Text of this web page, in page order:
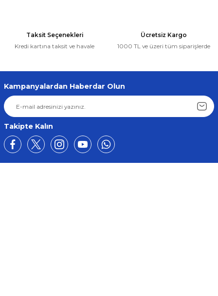
Taksit Seçenekleri
Kredi kartına taksit ve havale
Ücretsiz Kargo
1000 TL ve üzeri tüm siparişlerde
Kampanyalardan Haberdar Olun
Takipte Kalın